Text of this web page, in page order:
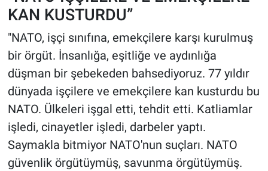
KAN KUSTURDU”
"NATO, işçi sınıfına, emekçilere karşı kurulmuş
bir örgüt. İnsanlığa, eşitliğe ve aydınlığa
düşman bir şebekeden bahsediyoruz. 77 yıldır
dünyada işçilere ve emekçilere kan kusturdu bu
NATO. Ülkeleri işgal etti, tehdit etti. Katliamlar
işledi, cinayetler işledi, darbeler yaptı.
Saymakla bitmiyor NATO'nun suçları. NATO
güvenlik örgütüymüş, savunma örgütüymüş.